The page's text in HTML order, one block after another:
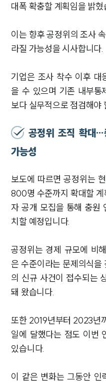
대폭 확충할 계획임을 밝혔
이는 향후 공정위의 조사
라질 가능성을 시사합니다.
기업은 조사 착수 이후 대
을 수 있으며 기존 내부통
보다 실무적으로 점검해야
공정위 조직 확대
가능성
보도에 따르면 공정위는
800명 수준까지 확대할
자 공개 모집을 통해 충원
치할 예정입니다.
공정위는 경제 규모에 비
은 수준이라는 문제의식
의 신규 사건이 접수되는
돼 왔습니다.
또한 2019년부터 2023년
일에 달했다는 점도 이번
있습니다.
이 같은 변화는 그동안 인